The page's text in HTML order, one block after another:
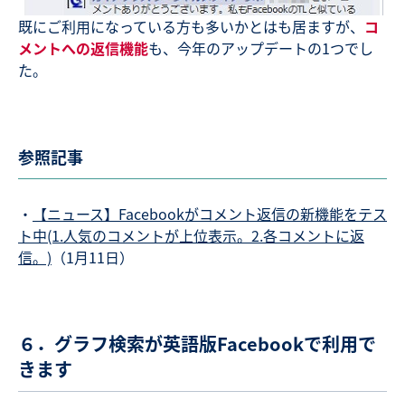
既にご利用になっている方も多いかとはも居ますが、 コ
メントへの返信機能も、今年のアップデートの1つでし
た。
参照記事
・
【ニュース】Facebookがコメント返信の新機能をテス
ト中(1.人気のコメントが上位表示。2.各コメントに返
信。) （1月11日）
６．グラフ検索が英語版Facebookで利用で
きます